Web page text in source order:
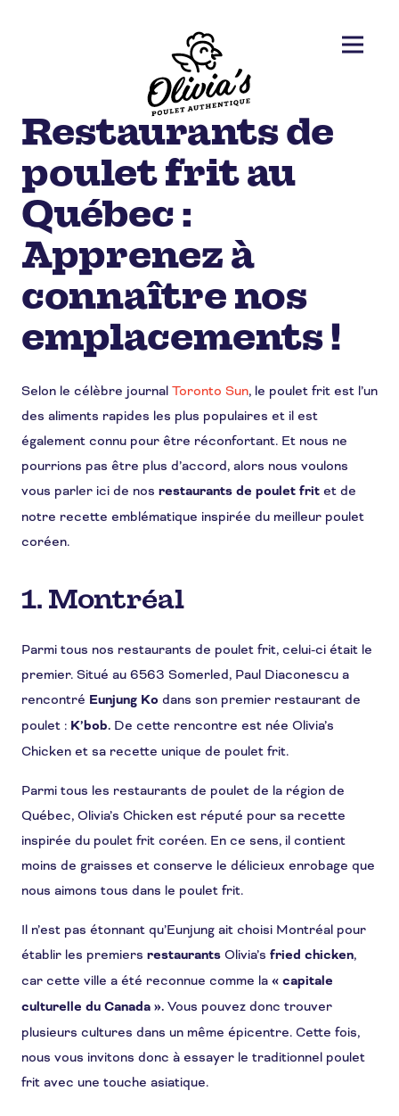
Restaurants de
poulet frit au
Québec :
Apprenez à
connaître nos
emplacements !
Selon le célèbre journal Toronto Sun, le poulet frit est l’un
des aliments rapides les plus populaires et il est
également connu pour être réconfortant. Et nous ne
pourrions pas être plus d’accord, alors nous voulons
vous parler ici de nos restaurants de poulet frit et de
notre recette emblématique inspirée du meilleur poulet
coréen.
1. Montréal
Parmi tous nos restaurants de poulet frit, celui-ci était le
premier. Situé au 6563 Somerled, Paul Diaconescu a
rencontré Eunjung Ko dans son premier restaurant de
poulet : K’bob. De cette rencontre est née Olivia’s
Chicken et sa recette unique de poulet frit.
Parmi tous les restaurants de poulet de la région de
Québec, Olivia’s Chicken est réputé pour sa recette
inspirée du poulet frit coréen. En ce sens, il contient
moins de graisses et conserve le délicieux enrobage que
nous aimons tous dans le poulet frit.
Il n’est pas étonnant qu’Eunjung ait choisi Montréal pour
établir les premiers restaurants Olivia’s fried chicken,
car cette ville a été reconnue comme la « capitale
culturelle du Canada ». Vous pouvez donc trouver
plusieurs cultures dans un même épicentre. Cette fois,
nous vous invitons donc à essayer le traditionnel poulet
frit avec une touche asiatique.